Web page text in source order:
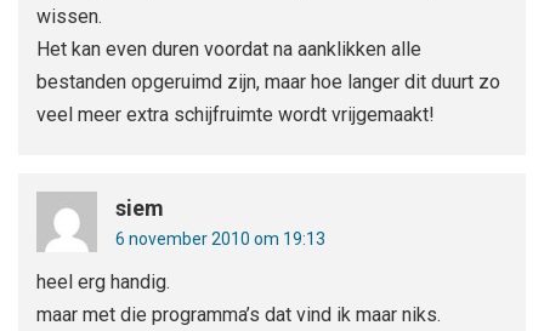
wissen.
Het kan even duren voordat na aanklikken alle
bestanden opgeruimd zijn, maar hoe langer dit duurt zo
veel meer extra schijfruimte wordt vrijgemaakt!
siem
6 november 2010 om 19:13
heel erg handig.
maar met die programma’s dat vind ik maar niks.